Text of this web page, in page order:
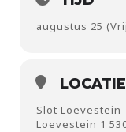
augustus 25
LOCATIE
Slot Loevestein
Loevestein 1